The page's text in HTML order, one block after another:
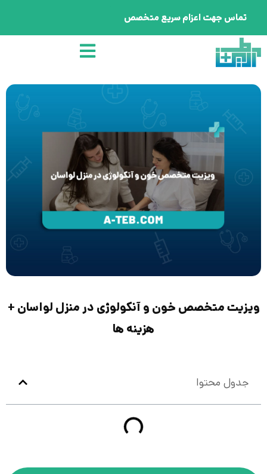
تماس جهت اعزام سریع متخصص
ویزیت متخصص خون و آنکولوژی در منزل لواسان +
هزینه ها
جدول محتوا